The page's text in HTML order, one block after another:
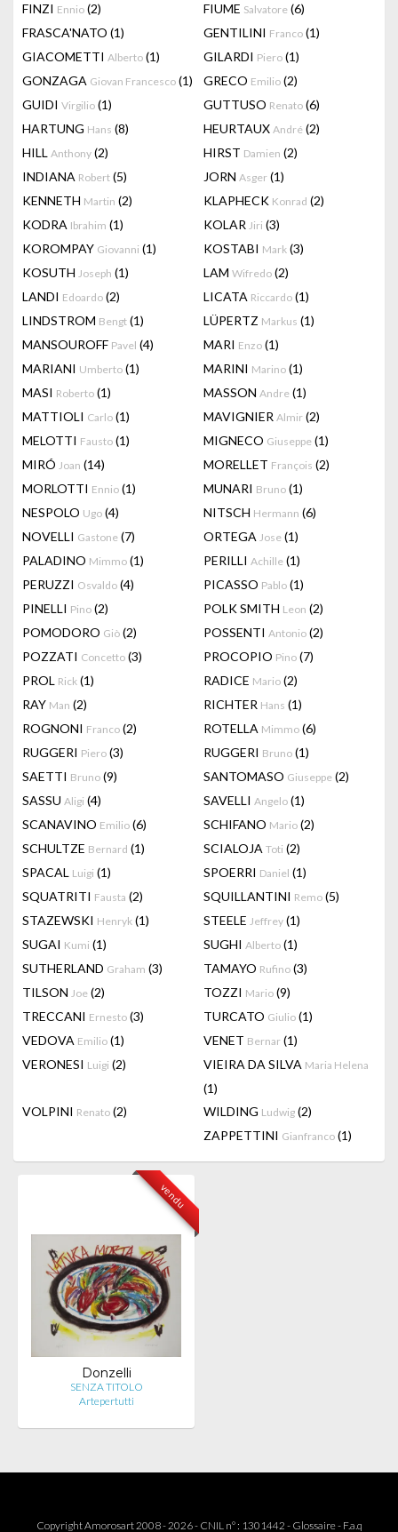
FINZI Ennio (2) FIUME Salvatore (6)
FRASCA'NATO (1) GENTILINI Franco (1)
GIACOMETTI Alberto (1) GILARDI Piero (1)
GONZAGA Giovan Francesco (1) GRECO Emilio (2)
GUIDI Virgilio (1) GUTTUSO Renato (6)
HARTUNG Hans (8) HEURTAUX André (2)
HILL Anthony (2) HIRST Damien (2)
INDIANA Robert (5) JORN Asger (1)
KENNETH Martin (2) KLAPHECK Konrad (2)
KODRA Ibrahim (1) KOLAR Jiri (3)
KOROMPAY Giovanni (1) KOSTABI Mark (3)
KOSUTH Joseph (1) LAM Wifredo (2)
LANDI Edoardo (2) LICATA Riccardo (1)
LINDSTROM Bengt (1) LÜPERTZ Markus (1)
MANSOUROFF Pavel (4) MARI Enzo (1)
MARIANI Umberto (1) MARINI Marino (1)
MASI Roberto (1) MASSON Andre (1)
MATTIOLI Carlo (1) MAVIGNIER Almir (2)
MELOTTI Fausto (1) MIGNECO Giuseppe (1)
MIRÓ Joan (14) MORELLET François (2)
MORLOTTI Ennio (1) MUNARI Bruno (1)
NESPOLO Ugo (4) NITSCH Hermann (6)
NOVELLI Gastone (7) ORTEGA Jose (1)
PALADINO Mimmo (1) PERILLI Achille (1)
PERUZZI Osvaldo (4) PICASSO Pablo (1)
PINELLI Pino (2) POLK SMITH Leon (2)
POMODORO Giò (2) POSSENTI Antonio (2)
POZZATI Concetto (3) PROCOPIO Pino (7)
PROL Rick (1) RADICE Mario (2)
RAY Man (2) RICHTER Hans (1)
ROGNONI Franco (2) ROTELLA Mimmo (6)
RUGGERI Piero (3) RUGGERI Bruno (1)
SAETTI Bruno (9) SANTOMASO Giuseppe (2)
SASSU Aligi (4) SAVELLI Angelo (1)
SCANAVINO Emilio (6) SCHIFANO Mario (2)
SCHULTZE Bernard (1) SCIALOJA Toti (2)
SPACAL Luigi (1) SPOERRI Daniel (1)
SQUATRITI Fausta (2) SQUILLANTINI Remo (5)
STAZEWSKI Henryk (1) STEELE Jeffrey (1)
SUGAI Kumi (1) SUGHI Alberto (1)
SUTHERLAND Graham (3) TAMAYO Rufino (3)
TILSON Joe (2) TOZZI Mario (9)
TRECCANI Ernesto (3) TURCATO Giulio (1)
VEDOVA Emilio (1) VENET Bernar (1)
VERONESI Luigi (2) VIEIRA DA SILVA Maria Helena
(1)
VOLPINI Renato (2) WILDING Ludwig (2)
ZAPPETTINI Gianfranco (1)
vendu
Donzelli
SENZA TITOLO
Artepertutti
Copyright Amorosart 2008 - 2026 - CNIL n° : 1301442 - Glossaire- F.a.q